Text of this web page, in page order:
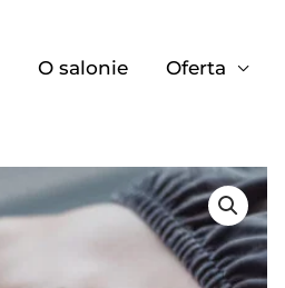
O salonie Oferta